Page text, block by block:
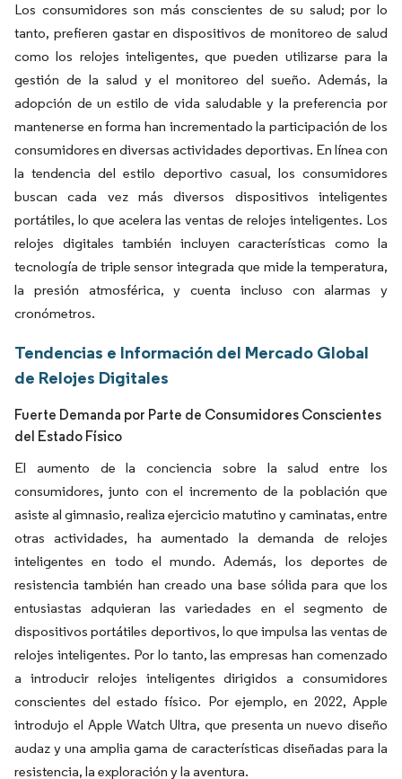
Los consumidores son más conscientes de su salud; por lo
tanto, prefieren gastar en dispositivos de monitoreo de salud
como los relojes inteligentes, que pueden utilizarse para la
gestión de la salud y el monitoreo del sueño. Además, la
adopción de un estilo de vida saludable y la preferencia por
mantenerse en forma han incrementado la participación de los
consumidores en diversas actividades deportivas. En línea con
la tendencia del estilo deportivo casual, los consumidores
buscan cada vez más diversos dispositivos inteligentes
portátiles, lo que acelera las ventas de relojes inteligentes. Los
relojes digitales también incluyen características como la
tecnología de triple sensor integrada que mide la temperatura,
la presión atmosférica, y cuenta incluso con alarmas y
cronómetros.
Tendencias e Información del Mercado Global
de Relojes Digitales
Fuerte Demanda por Parte de Consumidores Conscientes
del Estado Físico
El aumento de la conciencia sobre la salud entre los
consumidores, junto con el incremento de la población que
asiste al gimnasio, realiza ejercicio matutino y caminatas, entre
otras actividades, ha aumentado la demanda de relojes
inteligentes en todo el mundo. Además, los deportes de
resistencia también han creado una base sólida para que los
entusiastas adquieran las variedades en el segmento de
dispositivos portátiles deportivos, lo que impulsa las ventas de
relojes inteligentes. Por lo tanto, las empresas han comenzado
a introducir relojes inteligentes dirigidos a consumidores
conscientes del estado físico. Por ejemplo, en 2022, Apple
introdujo el Apple Watch Ultra, que presenta un nuevo diseño
audaz y una amplia gama de características diseñadas para la
resistencia, la exploración y la aventura.